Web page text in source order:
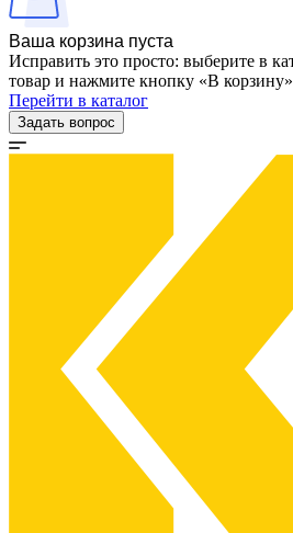
Ваша корзина пуста
Исправить это просто: выберите в
товар и нажмите кнопку «В корзину»
Перейти в каталог
Задать вопрос